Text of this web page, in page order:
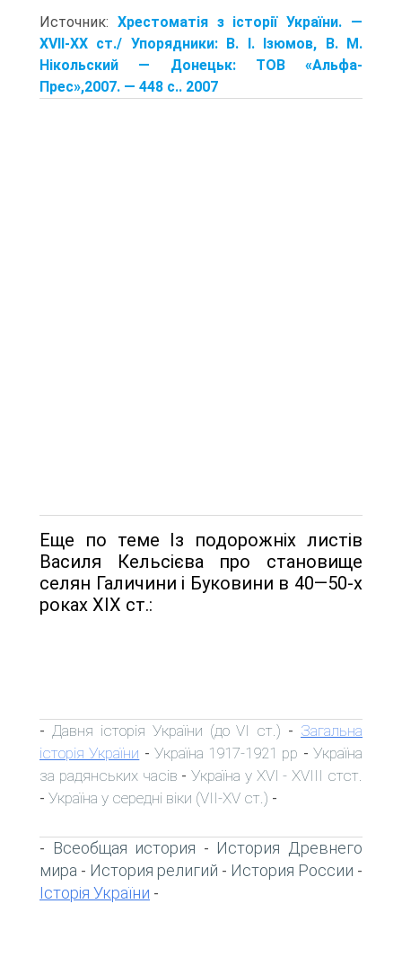
Источник: Хрестоматія з історії України. —
XVII-XX ст./ Упорядники: В. І. Ізюмов, В. М.
Нікольский — Донецьк: TOB «Альфа-
Прес»,2007. — 448 с.. 2007
Еще по теме Із подорожніх листів
Василя Кельсієва про становище
селян Галичини і Буковини в 40—50-х
роках XIX ст.:
- Давня історія України (до VI ст.) - Загальна
історія України - Україна 1917-1921 рр -Україна
за радянських часів -Україна у XVI - XVIII стст.
- Україна у середні віки (VII-XV ст.) -
- Всеобщая история - История Древнего
мира - История религий - История России -
Історія України -